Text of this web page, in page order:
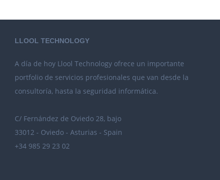
LLOOL TECHNOLOGY
A día de hoy Llool Technology ofrece un importante
portfolio de servicios profesionales que van desde la
consultoría, hasta la seguridad informática.
C/ Fernández de Oviedo 28, bajo
33012 - Oviedo - Asturias - Spain
+34 985 29 23 02